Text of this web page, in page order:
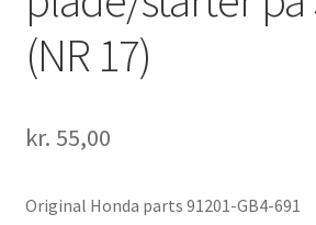
(NR 17)
kr. 55,00
Original Honda parts 91201-GB4-691